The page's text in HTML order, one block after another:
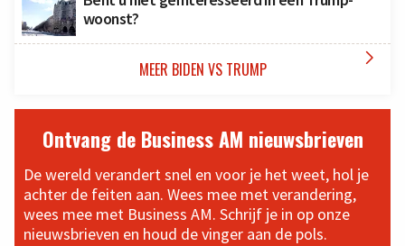
woonst?
MEER BIDEN VS TRUMP 
Ontvang de Business AM nieuwsbrieven
De wereld verandert snel en voor je het weet, hol je
achter de feiten aan. Wees mee met verandering,
wees mee met Business AM. Schrijf je in op onze
nieuwsbrieven en houd de vinger aan de pols.